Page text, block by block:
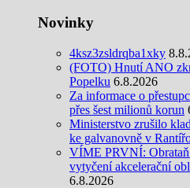
Novinky
4ksz3zsldrqba1xky
(FOTO) Hnutí ANO
Popelku 6.8.2026
Za informace o
přes šest milionů korun
Ministerstvo zrušilo
ke galvanovně v
VÍME PRVNÍ: Obrataň
vytyčení akcelerační
6.8.2026